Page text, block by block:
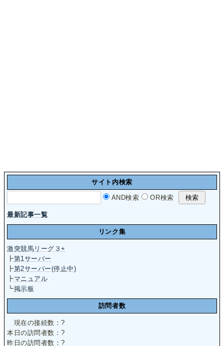
サイト内検索
AND検索 OR検索
最新記事一覧
リンク集
激突競馬リーグ３+
┣第1サーバー
┣第2サーバー(停止中)
┣マニュアル
┗掲示板
訪問者数
現在の接続数：?
本日の訪問者数：?
昨日の訪問者数：?